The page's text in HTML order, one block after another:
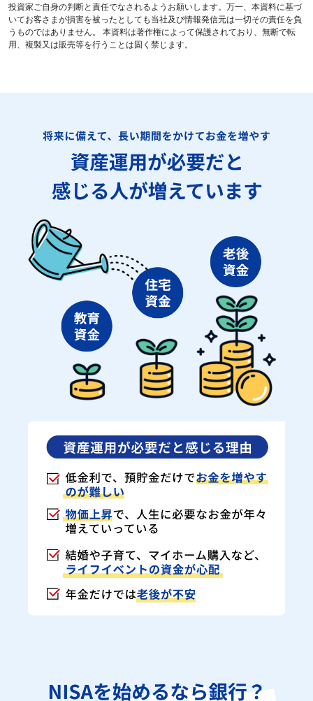
投資家ご自身の判断と責任でなされるようお願いします。万一、本資料に基づ
いてお客さまが損害を被ったとしても当社及び情報発信元は一切その責任を負
うものではありません。 本資料は著作権によって保護されており、無断で転
用、複製又は販売等を行うことは固く禁じます。